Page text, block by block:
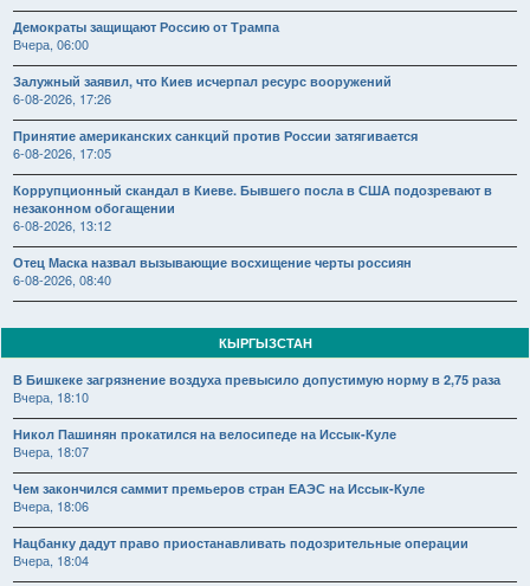
Демократы защищают Россию от Трампа
Вчера, 06:00
Залужный заявил, что Киев исчерпал ресурс вооружений
6-08-2026, 17:26
Принятие американских санкций против России затягивается
6-08-2026, 17:05
Коррупционный скандал в Киеве. Бывшего посла в США подозревают в
незаконном обогащении
6-08-2026, 13:12
Отец Маска назвал вызывающие восхищение черты россиян
6-08-2026, 08:40
КЫРГЫЗСТАН
В Бишкеке загрязнение воздуха превысило допустимую норму в 2,75 раза
Вчера, 18:10
Никол Пашинян прокатился на велосипеде на Иссык-Куле
Вчера, 18:07
Чем закончился саммит премьеров стран ЕАЭС на Иссык-Куле
Вчера, 18:06
Нацбанку дадут право приостанавливать подозрительные операции
Вчера, 18:04